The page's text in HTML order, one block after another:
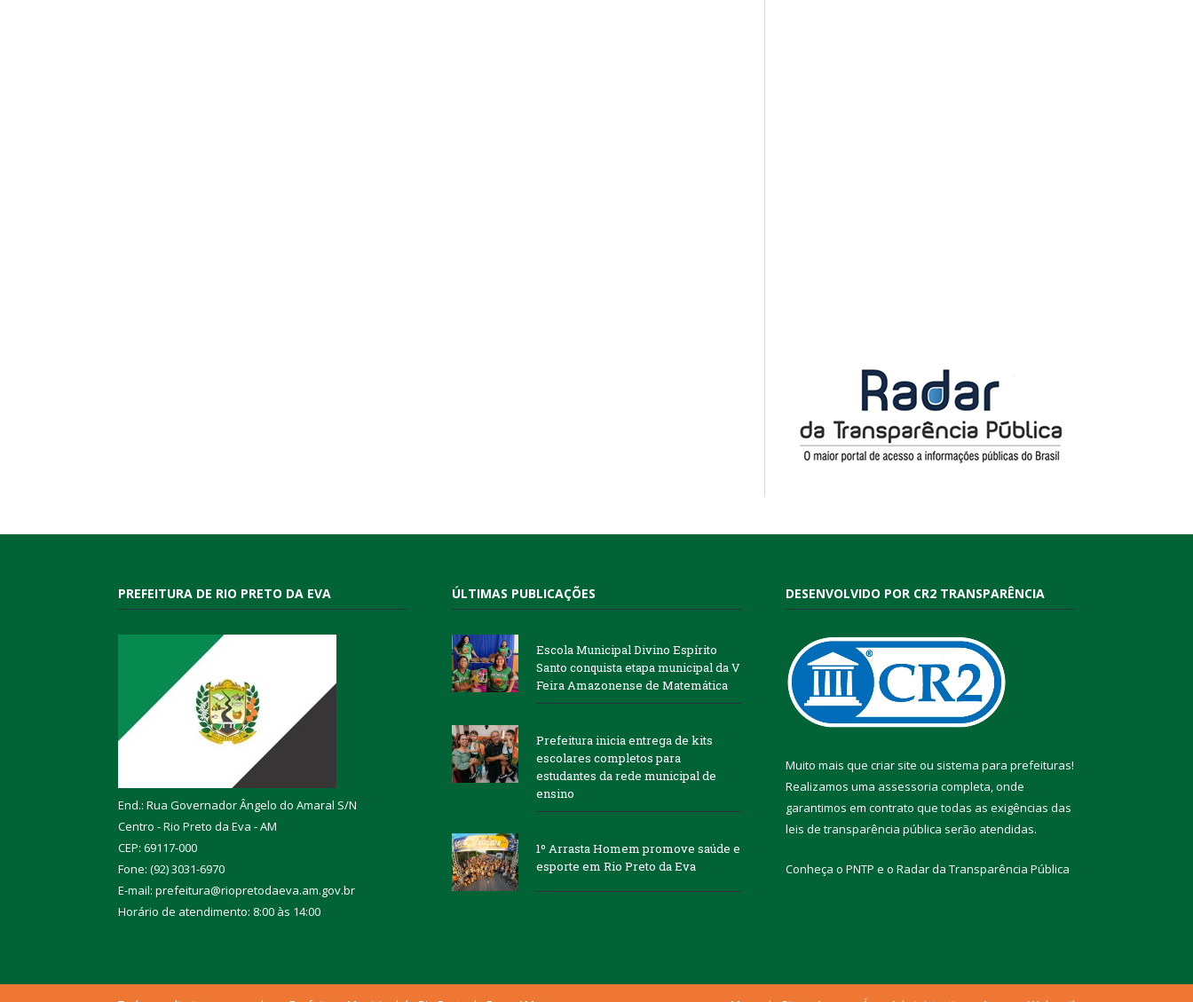
PREFEITURA DE RIO PRETO DA EVA
End.: Rua Governador Ângelo do Amaral S/N
Centro - Rio Preto da Eva - AM
CEP: 69117-000
Fone: (92) 3031-6970
E-mail: prefeitura@riopretodaeva.am.gov.br
Horário de atendimento: 8:00 às 14:00
ÚLTIMAS PUBLICAÇÕES
Escola Municipal Divino Espírito
Santo conquista etapa municipal da V
Feira Amazonense de Matemática
Prefeitura inicia entrega de kits
escolares completos para
estudantes da rede municipal de
ensino
1º Arrasta Homem promove saúde e
esporte em Rio Preto da Eva
DESENVOLVIDO POR CR2 TRANSPARÊNCIA
Muito mais que criar site ou sistema para prefeituras!
Realizamos uma assessoria completa, onde
garantimos em contrato que todas as exigências das
leis de transparência pública serão atendidas.
Conheça o PNTP e o Radar da Transparência Pública